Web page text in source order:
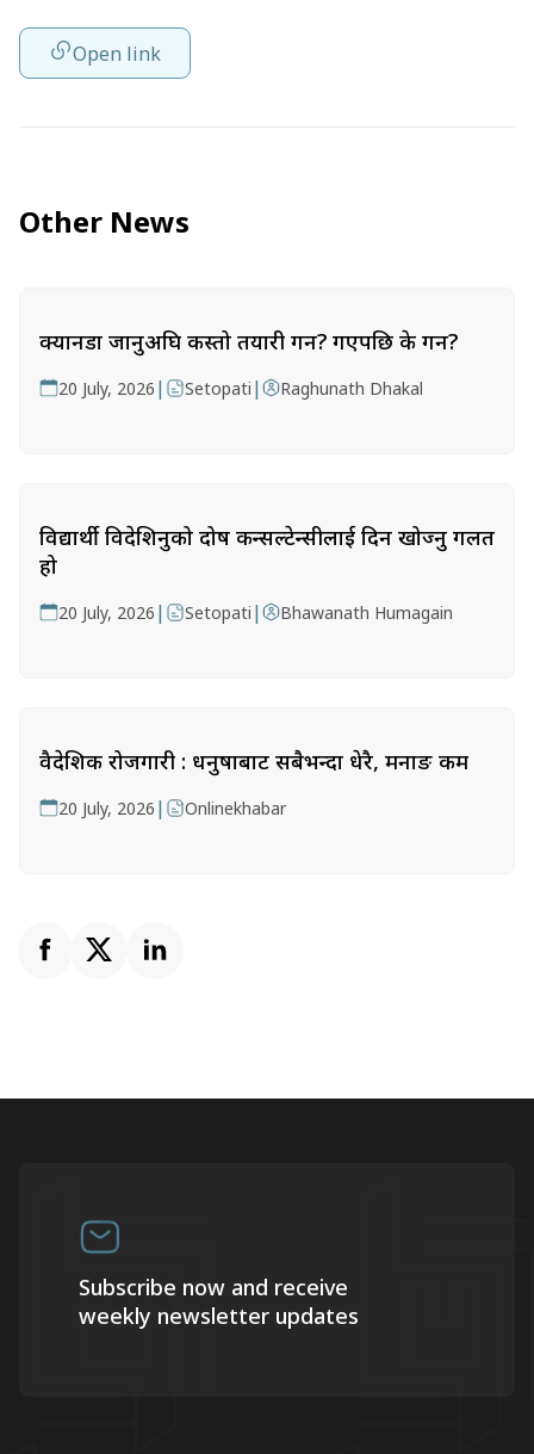
Open link
Other News
क्यानडा जानुअघि कस्तो तयारी गर्ने? गएपछि के गर्ने?
20 July, 2026 | Setopati | Raghunath Dhakal
विद्यार्थी विदेशिनुको दोष कन्सल्टेन्सीलाई दिन खोज्नु गलत
हो
20 July, 2026 | Setopati | Bhawanath Humagain
वैदेशिक रोजगारी : धनुषाबाट सबैभन्दा धेरै, मनाङ कम
20 July, 2026 | Onlinekhabar
Subscribe now and receive
weekly newsletter updates